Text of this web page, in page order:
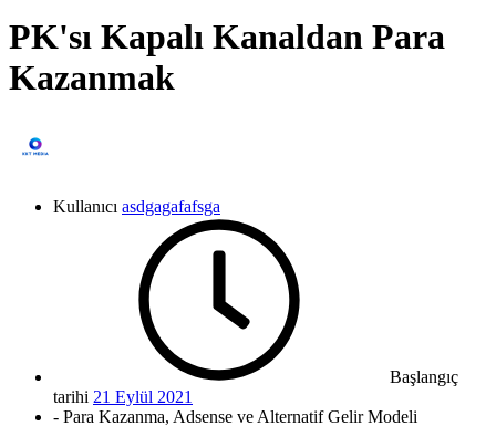
PK'sı Kapalı Kanaldan Para
Kazanmak
Kullanıcı asdgagafafsga
Başlangıç
tarihi 21 Eylül 2021
- Para Kazanma, Adsense ve Alternatif Gelir Modeli